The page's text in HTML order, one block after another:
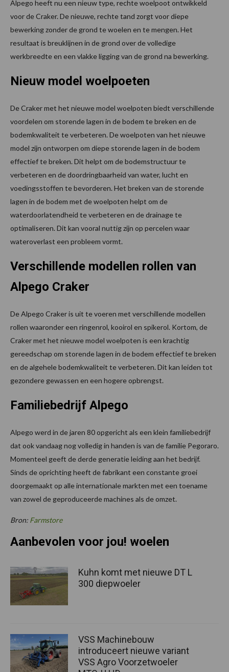
Alpego heeft nu een nieuw type, rechte woelpoot ontwikkeld
voor de Craker. De nieuwe, rechte tand zorgt voor diepe
bewerking zonder de grond te woelen en te mengen. Het
resultaat is breuklijnen in de grond over de volledige
werkbreedte en een vlakke ligging van de grond na bewerking.
Nieuw model woelpoeten
De Craker met het nieuwe model woelpoten biedt verschillende
voordelen om storende lagen in de bodem te breken en de
bodemkwaliteit te verbeteren. De woelpoten van het nieuwe
model zijn ontworpen om diepe storende lagen in de bodem
effectief te breken. Dit helpt om de bodemstructuur te
verbeteren en de doordringbaarheid van water, lucht en
voedingsstoffen te bevorderen. Het breken van de storende
lagen in de bodem met de woelpoten helpt om de
waterdoorlatendheid te verbeteren en de drainage te
optimaliseren. Dit kan vooral nuttig zijn op percelen waar
wateroverlast een probleem vormt.
Verschillende modellen rollen van
Alpego Craker
De Alpego Craker is uit te voeren met verschillende modellen
rollen waaronder een ringenrol, kooirol en spikerol. Kortom, de
Craker met het nieuwe model woelpoten is een krachtig
gereedschap om storende lagen in de bodem effectief te breken
en de algehele bodemkwaliteit te verbeteren. Dit kan leiden tot
gezondere gewassen en een hogere opbrengst.
Familiebedrijf Alpego
Alpego werd in de jaren 80 opgericht als een klein familiebedrijf
dat ook vandaag nog volledig in handen is van de familie Pegoraro.
Momenteel geeft de derde generatie leiding aan het bedrijf.
Sinds de oprichting heeft de fabrikant een constante groei
doorgemaakt op alle internationale markten met een toename
van zowel de geproduceerde machines als de omzet.
Bron: Farmstore
Aanbevolen voor jou! woelen
Kuhn komt met nieuwe DT L
300 diepwoeler
VSS Machinebouw
introduceert nieuwe variant
VSS Agro Voorzetwoeler